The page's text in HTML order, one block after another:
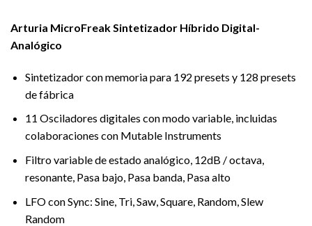
Arturia MicroFreak Sintetizador Híbrido Digital-
Analógico
Sintetizador con memoria para 192 presets y 128 presets
de fábrica
11 Osciladores digitales con modo variable, incluidas
colaboraciones con Mutable Instruments
Filtro variable de estado analógico, 12dB / octava,
resonante, Pasa bajo, Pasa banda, Pasa alto
LFO con Sync: Sine, Tri, Saw, Square, Random, Slew
Random